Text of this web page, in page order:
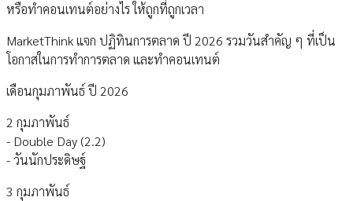
หรือทำคอนเทนต์อย่างไร ให้ถูกที่ถูกเวลา
MarketThink แจก ปฏิทินการตลาด ปี 2026 รวมวันสำคัญ ๆ ที่เป็น
โอกาสในการทำการตลาด และทำคอนเทนต์
เดือนกุมภาพันธ์ ปี 2026
2 กุมภาพันธ์
- Double Day (2.2)
- วันนักประดิษฐ์
3 กุมภาพันธ์